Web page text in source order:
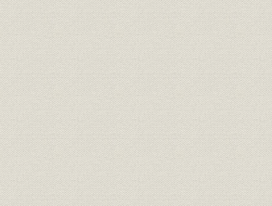
土地;資産 小作地および賃貸土地 昭和22年
売上;関係会社 四国林業の品目別取扱実績
[昭和24年
(1950年)3
関係会社;財務・業績 新設6社の業績推移一覧表
第1期(昭
29/4~29/9)
資料;土地 農地買収令書 [昭和26年
土地;資産 被買収地の総計表 昭和36年